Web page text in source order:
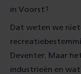
in Voorst?
Dat weten we
Deventer. Maar
industrieën en